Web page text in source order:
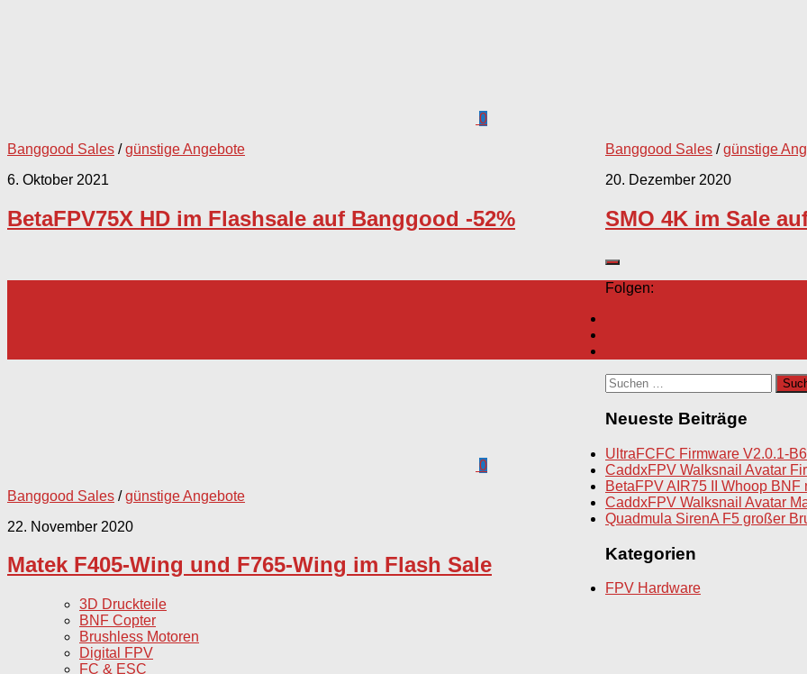
0
Banggood Sales /günstige Angebote
6. Oktober 2021
BetaFPV75X HD im Flashsale auf Banggood -52%
Banggood Sales /günstige
20. Dezember 2020
SMO 4K im Sale
0
Banggood Sales /günstige Angebote
22. November 2020
Matek F405-Wing und F765-Wing im Flash Sale
Folgen:
Suchen
nach:
Neueste Beiträge
UltraFCFC Firmware V2.0.1-
CaddxFPV Walksnail Avatar
BetaFPV AIR75 II Whoop BNF
CaddxFPV Walksnail Avatar
Quadmula SirenA F5 großer
Kategorien
FPV Hardware
3D Druckteile
BNF Copter
Brushless Motoren
Digital FPV
FC & ESC